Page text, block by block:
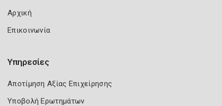
Αρχική
Επικοινωνία
Υπηρεσίες
Αποτίμηση Αξίας Επιχείρησης
Υποβολή Ερωτημάτων